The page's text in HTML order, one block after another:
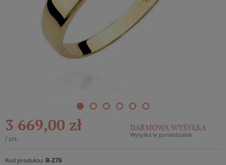
3 669,00 zł
/ szt.
DARMOWA WYSYŁKA
Wysyłka w poniedziałek
Kod produktu: B-276